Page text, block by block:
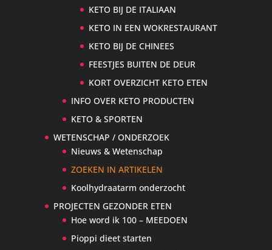
KETO BIJ DE ITALIAAN
KETO IN EEN WOKRESTAURANT
KETO BIJ DE CHINEES
FEESTJES BUITEN DE DEUR
KORT OVERZICHT KETO ETEN
INFO OVER KETO PRODUCTEN
KETO & SPORTEN
WETENSCHAP / ONDERZOEK
Nieuws & Wetenschap
ZOEKEN IN ARTIKELEN
Koolhydraatarm onderzocht
PROJECTEN GEZONDER ETEN
Hoe word ik 100 – MEEDOEN
Pioppi dieet starten